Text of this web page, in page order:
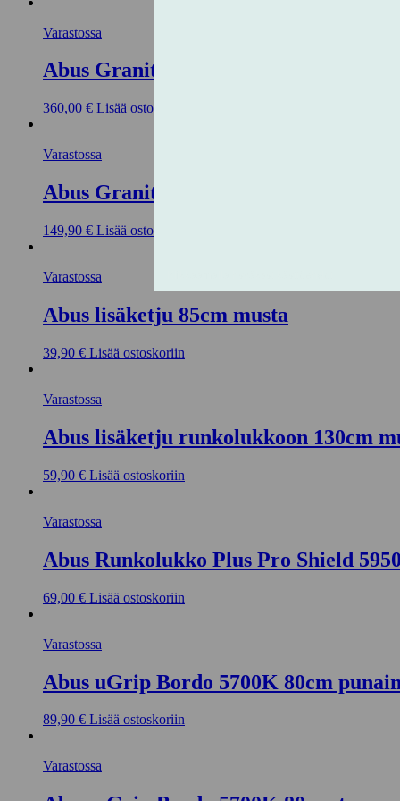
Varastossa
Abus Granit Super Extreme 2500/
360,00 € Lisää ostoskoriin
Varastossa
Abus Granit X-Plus 540 230mm
149,90 € Lisää ostoskoriin
Varastossa
Abus lisäketju 85cm musta
39,90 € Lisää ostoskoriin
Varastossa
Abus lisäketju runkolukkoon 130cm
59,90 € Lisää ostoskoriin
Varastossa
Abus Runkolukko Plus Pro Shield 5950
69,00 € Lisää ostoskoriin
Varastossa
Abus uGrip Bordo 5700K 80cm
89,90 € Lisää ostoskoriin
Varastossa